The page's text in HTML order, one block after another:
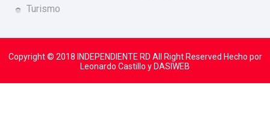
Turismo
Copyright © 2018 INDEPENDIENTE RD All Right Reserved Hecho por
Leonardo Castillo y DASIWEB